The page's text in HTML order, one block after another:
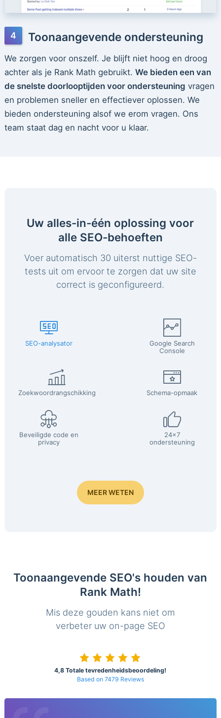
Toonaangevende ondersteuning
We zorgen voor onszelf. Je blijft niet hoog en droog
achter als je Rank Math gebruikt. We bieden een van
de snelste doorlooptijden voor ondersteuning vragen
en problemen sneller en effectiever oplossen. We
bieden ondersteuning alsof we erom vragen. Ons
team staat dag en nacht voor u klaar.
Uw alles-in-één oplossing voor
alle SEO-behoeften
Voer automatisch 30 uiterst nuttige SEO-
tests uit om ervoor te zorgen dat uw site
correct is geconfigureerd.
SEO-analysator
Google Search
Console
Zoekwoordrangschikking Schema-opmaak
Beveiligde code en
privacy
24x7
ondersteuning
MEER WETEN
Toonaangevende SEO's houden van
Rank Math!
Mis deze gouden kans niet om
verbeter uw on-page SEO
4,8 Totale tevredenheidsbeoordeling!
Based on 7479 Reviews